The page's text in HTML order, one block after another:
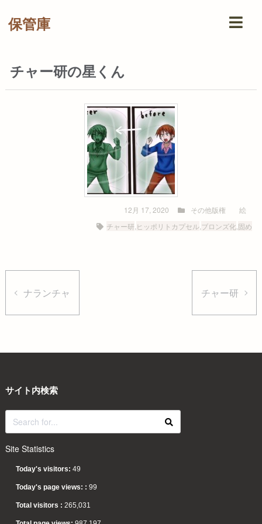
保管庫
チャー研の星くん
12月 17, 2020 その他版権
絵
チャー研 ヒッポリトカプセル ブロンズ化 固め
ナランチャ チャー研
サイト内検索
Site Statistics
Today's visitors: 49
Today's page views: : 99
Total visitors : 265,031